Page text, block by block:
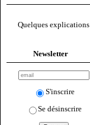
Quelques explications
Newsletter
S'inscrire
Se désinscrire